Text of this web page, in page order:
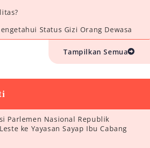
Status Gizi Orang Dewasa
Tampilkan Semua
Parlemen Nasional Republik
ke Yayasan Sayap Ibu Cabang